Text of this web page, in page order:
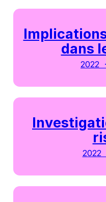
dans
2022
2022